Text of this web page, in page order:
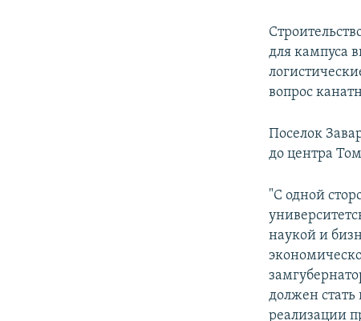
для кампуса
вопрос
Поселок
до центра
"С одной
наукой и
должен
реализации